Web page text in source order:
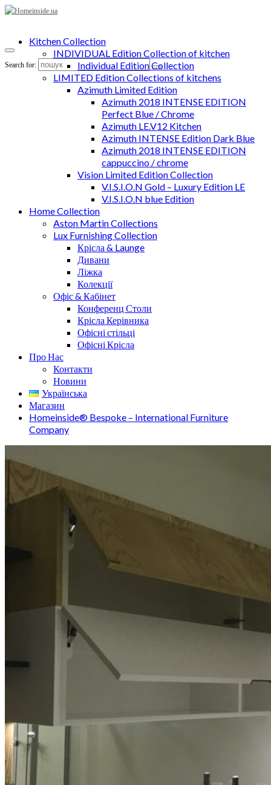
Search for:
Kitchen Collection
INDIVIDUAL Edition Collection of kitchen
Individual Edition Collection
LIMITED Edition Collections of kitchens
Azimuth Limited Edition
Azimuth 2018 INTENSE EDITION
Perfect Blue / Chrome
Azimuth LE.V12 Kitchen
Azimuth INTENSE Edition Dark Blue
Azimuth 2018 INTENSE EDITION
cappuccino / chrome
Vision Limited Edition Collection
V.I.S.I.O.N Gold – Luxury Edition LE
V.I.S.I.O.N blue Edition
Home Collection
Aston Martin Collections
Lux Furnishing Collection
Крісла & Launge
Дивани
Ліжка
Колекції
Офіс & Кабінет
Конференц Столи
Крісла Керівника
Офісні стільці
Офісні Крісла
Про Нас
Контакти
Новини
Українська
Магазин
Homeinside® Bespoke – International Furniture
Company